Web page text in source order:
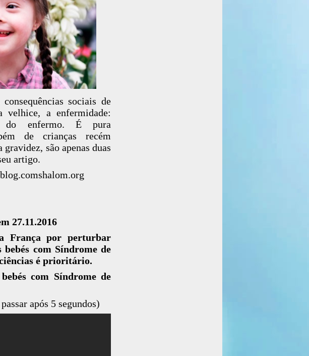
sociais de
velhice, a enfermidade:
do enfermo. É pura
de crianças recém
são apenas duas
artigo.
27.11.2016
França por perturbar
com Síndrome de
é prioritário.
com Síndrome de
após 5 segundos)